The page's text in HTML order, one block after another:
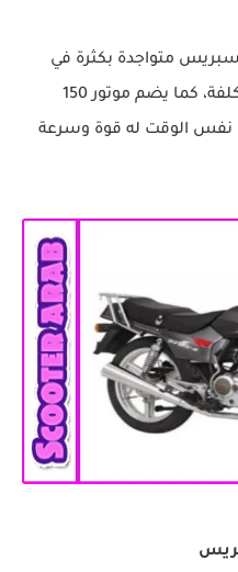
موتوسيكل دايون 4 اكسبريس متواجدة بكثرة في
الأسواق المصرية كما أنها غير مكلفة، كما يضم موتور 150
نفس الوقت له قوة وسرعة